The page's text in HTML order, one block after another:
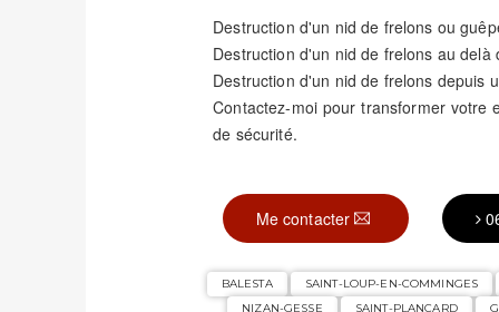
Destruction d'un nid de frelons ou
Destruction d'un nid de frelons au
Destruction d'un nid de frelons depuis
Contactez-moi pour transformer votre
de sécurité.
Me contacter
BALESTA
SAINT-LOUP-EN-COMMINGES
NIZAN-GESSE
SAINT-PLANCARD